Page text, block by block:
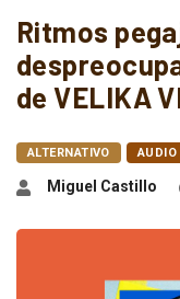
Ritmos
de VELIKA
ALTERNATIVO AUDIO
Miguel Castillo